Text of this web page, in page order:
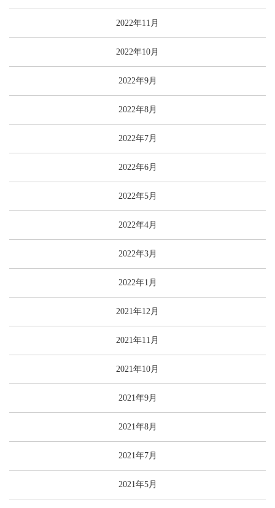
2022年11月
2022年10月
2022年9月
2022年8月
2022年7月
2022年6月
2022年5月
2022年4月
2022年3月
2022年1月
2021年12月
2021年11月
2021年10月
2021年9月
2021年8月
2021年7月
2021年5月